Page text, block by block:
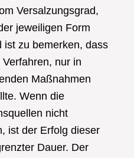
Versalzungsgrad,
jeweiligen Form
ist zu bemerken, dass
nur in
Maßnahmen
Wenn die
nicht
ist der Erfolg dieser
Dauer. Der